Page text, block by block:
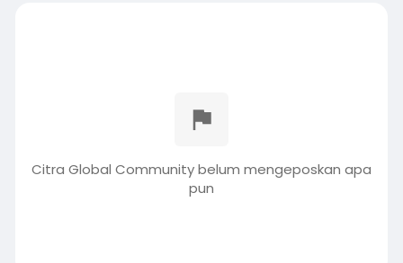
Citra Global Community belum mengeposkan apa
pun